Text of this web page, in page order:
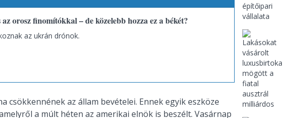
orosz finomítókkal – de közelebb hozza ez a békét?
az ukrán drónok.
csökkennének az állam bevételei. Ennek egyik eszköze
a múlt héten az amerikai elnök is beszélt. Vasárnap